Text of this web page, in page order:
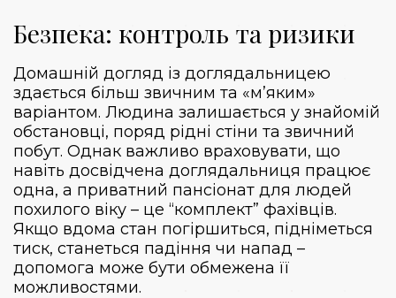
Безпека: контроль та ризики
Домашній догляд із доглядальницею
здається більш звичним та «м’яким»
варіантом. Людина залишається у знайомій
обстановці, поряд рідні стіни та звичний
побут. Однак важливо враховувати, що
навіть досвідчена доглядальниця працює
одна, а приватний пансіонат для людей
похилого віку – це “комплект” фахівців.
Якщо вдома стан погіршиться, підніметься
тиск, станеться падіння чи напад –
допомога може бути обмежена її
можливостями.